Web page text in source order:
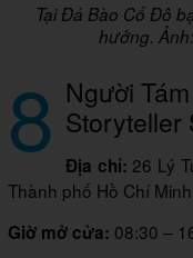
Tại Đá Bào Cố Đô
hưởng.
8 Người
Storyteller
Địa chỉ: 26 Lý
Thành phố Hồ Chí Minh
Giờ mở cửa: 08:30 –